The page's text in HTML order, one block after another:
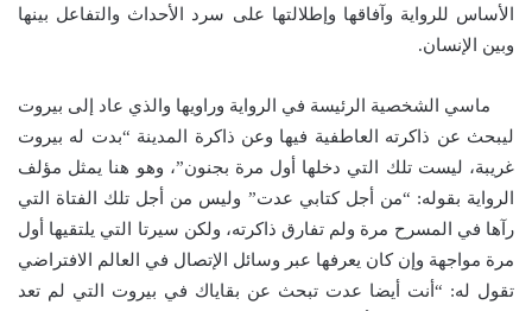
الأساس للرواية وآفاقها وإطلالتها على سرد الأحداث والتفاعل بينها
وبين الإنسان.
ماسي الشخصية الرئيسة في الرواية وراويها والذي عاد إلى بيروت
ليبحث عن ذاكرته العاطفية فيها وعن ذاكرة المدينة “بدت له بيروت
غريبة، ليست تلك التي دخلها أول مرة بجنون”، وهو هنا يمثل مؤلف
الرواية بقوله: “من أجل كتابي عدت” وليس من أجل تلك الفتاة التي
رآها في المسرح مرة ولم تفارق ذاكرته، ولكن سيرتا التي يلتقيها أول
مرة مواجهة وإن كان يعرفها عبر وسائل الإتصال في العالم الافتراضي
تقول له: “أنت أيضا عدت تبحث عن بقاياك في بيروت التي لم تعد